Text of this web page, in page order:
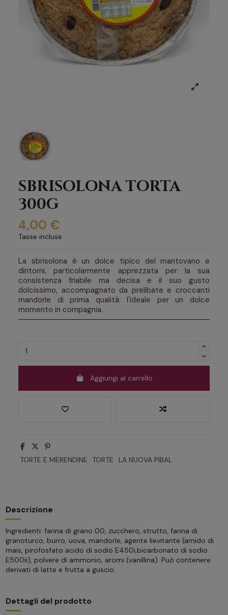
SBRISOLONA TORTA
300G
4,00 €
Tasse incluse
La sbrisolona è un dolce tipico del mantovano e
dintorni, particolarmente apprezzata per la sua
consistenza friabile ma decisa e il suo gusto
dolcissimo, accompagnato da prelibate e croccanti
mandorle di prima qualità: l'ideale per un dolce
momento in compagnia.
Aggiungi al carrello
TORTE E MERENDINE TORTE LA NUOVA PIBAL
Descrizione
Ingredienti: farina di grano 00, zucchero, strutto, farina di
granoturco, burro, uova, mandorle, agente lievitante (amido di
mais, pirofosfato acido di sodio E450i,bicarbonato di sodio
E500ii), polvere di ammonio, aromi (vanillina). Può contenere
derivati di latte e frutta a guscio.
Dettagli del prodotto